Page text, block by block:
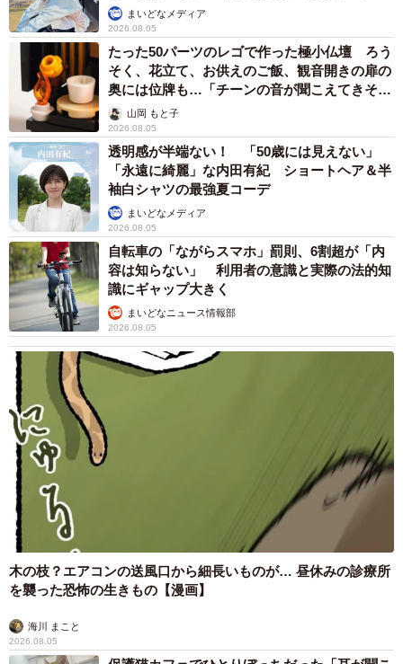
で学ぶまいどなメディア
2026.08.05
たった50パーツのレゴで作った極小仏壇 ろう
そく、花立て、お供えのご飯、観音開きの扉の
奥には位牌も…「チーンの音が聞こえてきそ
う」山岡 もと子
2026.08.05
透明感が半端ない！ 「50歳には見えない」
「永遠に綺麗」な内田有紀 ショートヘア＆半
袖白シャツの最強夏コーデ
まいどなメディア
2026.08.05
自転車の「ながらスマホ」罰則、6割超が「内
容は知らない」 利用者の意識と実際の法的知
識にギャップ大きく
まいどなニュース情報部
2026.08.05
木の枝？エアコンの送風口から細長いものが… 昼休みの診療所
を襲った恐怖の生きもの【漫画】
海川 まこと
2026.08.05